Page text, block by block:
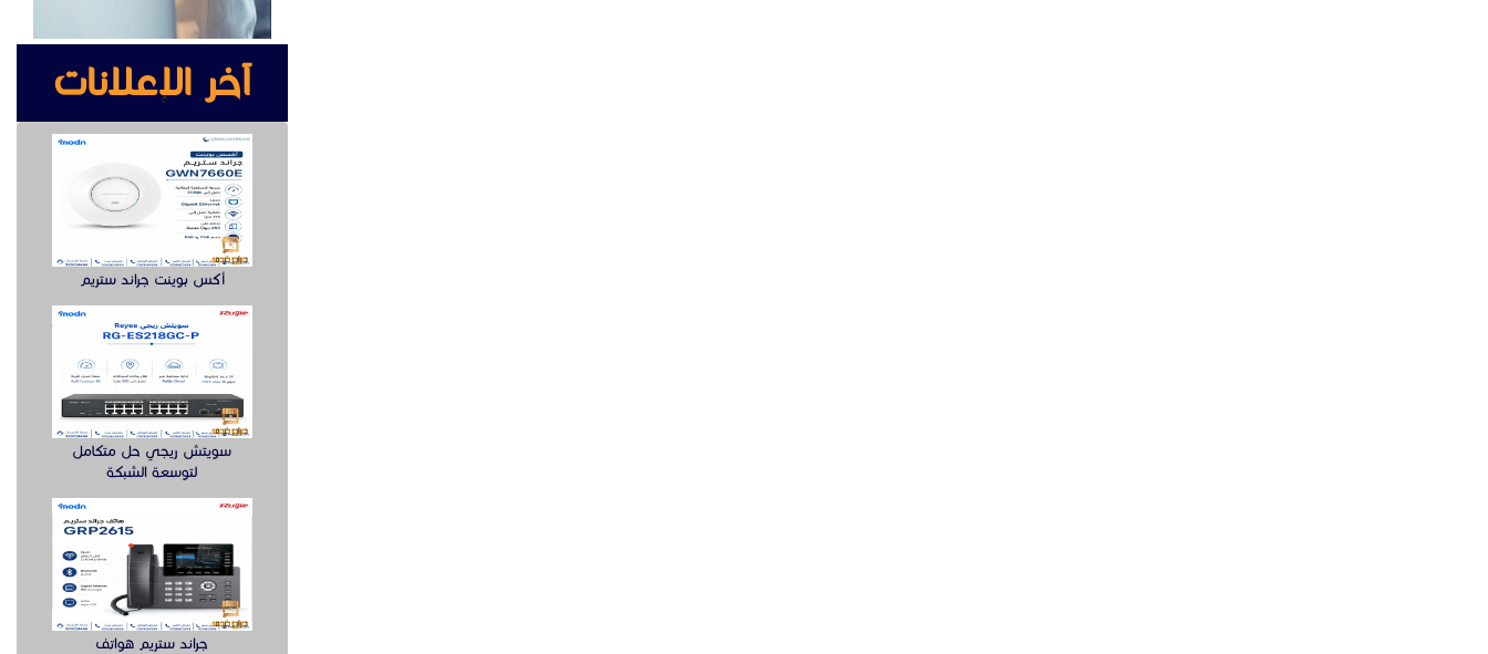
آخر الإعلانات
أكس بوينت جراند ستريم
سويتش ريجي حل متكامل
لتوسعة الشبكة
جراند ستريم هواتف